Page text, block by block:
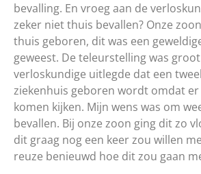
bevalling. En vroeg aan de
zeker niet thuis bevallen? Onze
thuis geboren, dit was een
geweest. De teleurstelling was
verloskundige uitlegde dat een
ziekenhuis geboren wordt omdat er
komen kijken. Mijn wens was om
bevallen. Bij onze zoon ging dit zo
dit graag nog een keer zou willen
reuze benieuwd hoe dit zou gaan